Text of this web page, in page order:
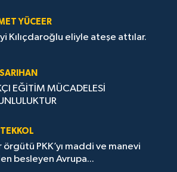
YÜCEER
Kılıçdaroğlu eliyle ateşe attılar.
EĞİTİM MÜCADELESİ
örgütü PKK’yı maddi ve manevi
besleyen Avrupa...